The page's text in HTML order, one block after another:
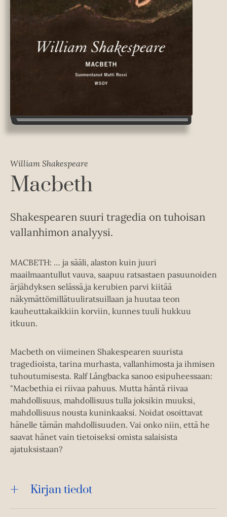
William Shakespeare
Macbeth
Shakespearen suuri tragedia on tuhoisan
vallanhimon analyysi.
MACBETH: … ja sääli, alaston kuin juuri
maailmaantullut vauva, saapuu ratsastaen pasuunoiden
ärjähdyksen selässä,ja kerubien parvi kiitää
näkymättömillätuuliratsuillaan ja huutaa teon
kauheuttakaikkiin korviin, kunnes tuuli hukkuu
itkuun.
Macbeth on viimeinen Shakespearen suurista
tragedioista, tarina murhasta, vallanhimosta ja ihmisen
tuhoutumisesta. Ralf Långbacka sanoo esipuheessaan:
"Macbethia ei riivaa pahuus. Mutta häntä riivaa
mahdollisuus, mahdollisuus tulla joksikin muuksi,
mahdollisuus nousta kuninkaaksi. Noidat osoittavat
hänelle tämän mahdollisuuden. Vai onko niin, että he
saavat hänet vain tietoiseksi omista salaisista
ajatuksistaan?
Kirjan tiedot